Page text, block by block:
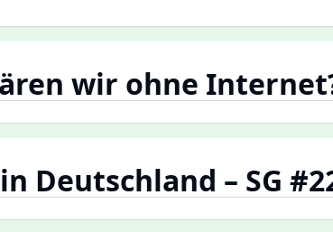
wir ohne
Deutschland – SG